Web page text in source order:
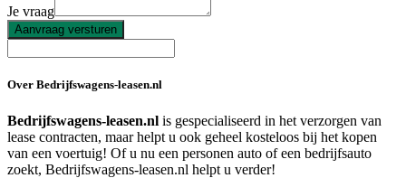
Je vraag
Aanvraag versturen
Over Bedrijfswagens-leasen.nl
Bedrijfswagens-leasen.nl is gespecialiseerd in het verzorgen van
lease contracten, maar helpt u ook geheel kosteloos bij het kopen
van een voertuig! Of u nu een personen auto of een bedrijfsauto
zoekt, Bedrijfswagens-leasen.nl helpt u verder!